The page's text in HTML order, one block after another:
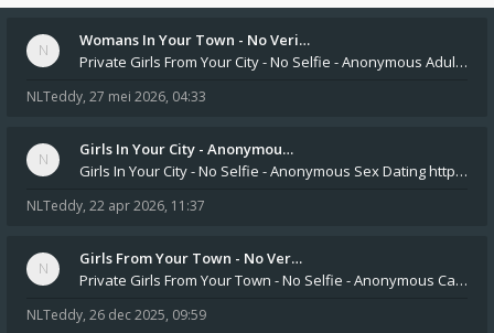
Womans In Your Town - No Veri…
Private Girls From Your City - No Selfie - Anonymous Adult Dating https://privatedates.live Private Girls In Your
NLTeddy, 27 mei 2026, 04:33
Girls In Your City - Anonymou…
Girls In Your City - No Selfie - Anonymous Sex Dating https://SecretPrivat.com Womens In Your Town - Anonymous S
NLTeddy, 22 apr 2026, 11:37
Girls From Your Town - No Ver…
Private Girls From Your Town - No Selfie - Anonymous Casual Dating https://PrivateLadyEscorts.com Private Lady In
NLTeddy, 26 dec 2025, 09:59